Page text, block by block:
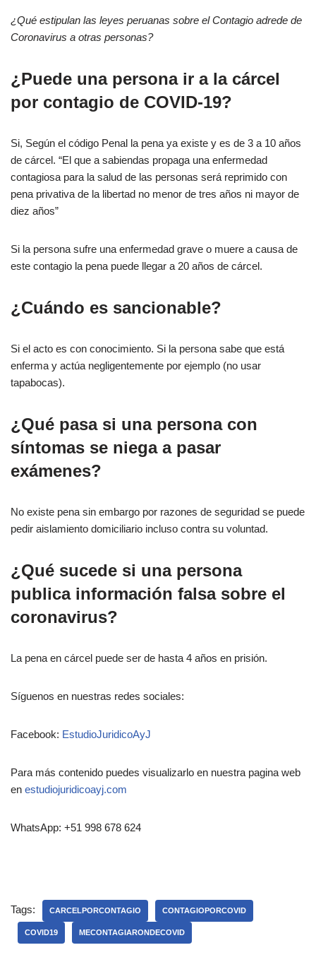
¿Qué estipulan las leyes peruanas sobre el Contagio adrede de
Coronavirus a otras personas?
¿Puede una persona ir a la cárcel
por contagio de COVID-19?
Si, Según el código Penal la pena ya existe y es de 3 a 10 años
de cárcel. “El que a sabiendas propaga una enfermedad
contagiosa para la salud de las personas será reprimido con
pena privativa de la libertad no menor de tres años ni mayor de
diez años”
Si la persona sufre una enfermedad grave o muere a causa de
este contagio la pena puede llegar a 20 años de cárcel.
¿Cuándo es sancionable?
Si el acto es con conocimiento. Si la persona sabe que está
enferma y actúa negligentemente por ejemplo (no usar
tapabocas).
¿Qué pasa si una persona con
síntomas se niega a pasar
exámenes?
No existe pena sin embargo por razones de seguridad se puede
pedir aislamiento domiciliario incluso contra su voluntad.
¿Qué sucede si una persona
publica información falsa sobre el
coronavirus?
La pena en cárcel puede ser de hasta 4 años en prisión.
Síguenos en nuestras redes sociales:
Facebook: EstudioJuridicoAyJ
Para más contenido puedes visualizarlo en nuestra pagina web
en estudiojuridicoayj.com
WhatsApp: +51 998 678 624
Tags: CARCELPORCONTAGIO CONTAGIOPORCOVID
COVID19 MECONTAGIARONDECOVID